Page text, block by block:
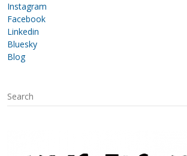
Instagram
Facebook
Linkedin
Bluesky
Blog
S
e